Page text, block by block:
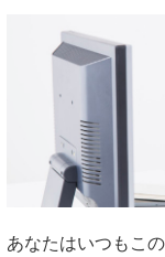
あなたはいつもこ